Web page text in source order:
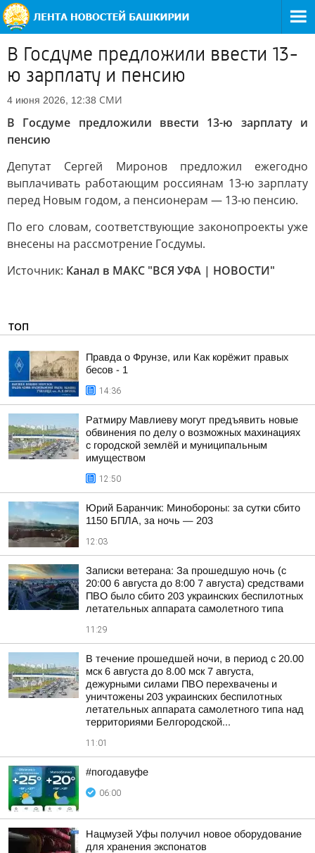
В Госдуме предложили ввести 13-
ю зарплату и пенсию
4 июня 2026, 12:38 СМИ
В Госдуме предложили ввести 13-ю зарплату и
пенсию
Депутат Сергей Миронов предложил ежегодно
выплачивать работающим россиянам 13-ю зарплату
перед Новым годом, а пенсионерам — 13-ю пенсию.
По его словам, соответствующие законопроекты уже
внесены на рассмотрение Госдумы.
Источник: Канал в МАКС "ВСЯ УФА | НОВОСТИ"
ТОП
Правда о Фрунзе, или Как корёжит правых
бесов - 1
14:36
Ратмиру Мавлиеву могут предъявить новые
обвинения по делу о возможных махинациях
с городской землёй и муниципальным
имуществом
12:50
Юрий Баранчик: Минобороны: за сутки сбито
1150 БПЛА, за ночь — 203
12:03
Записки ветерана: За прошедшую ночь (с
20:00 6 августа до 8:00 7 августа) средствами
ПВО было сбито 203 украинских беспилотных
летательных аппарата самолетного типа
11:29
В течение прошедшей ночи, в период с 20.00
мск 6 августа до 8.00 мск 7 августа,
дежурными силами ПВО перехвачены и
уничтожены 203 украинских беспилотных
летательных аппарата самолетного типа над
территориями Белгородской...
11:01
#погодавуфе
06:00
Нацмузей Уфы получил новое оборудование
для хранения экспонатов